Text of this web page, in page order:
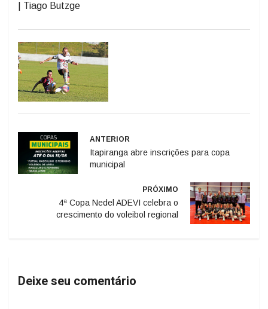
| Tiago Butzge
ANTERIOR
Itapiranga abre inscrições para copa
municipal
PRÓXIMO
4ª Copa Nedel ADEVI celebra o
crescimento do voleibol regional
Deixe seu comentário